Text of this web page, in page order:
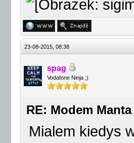
23-08-2015, 08:38
spag
Vodafone Ninja ;)
RE: Modem Manta
Mialem kiedys